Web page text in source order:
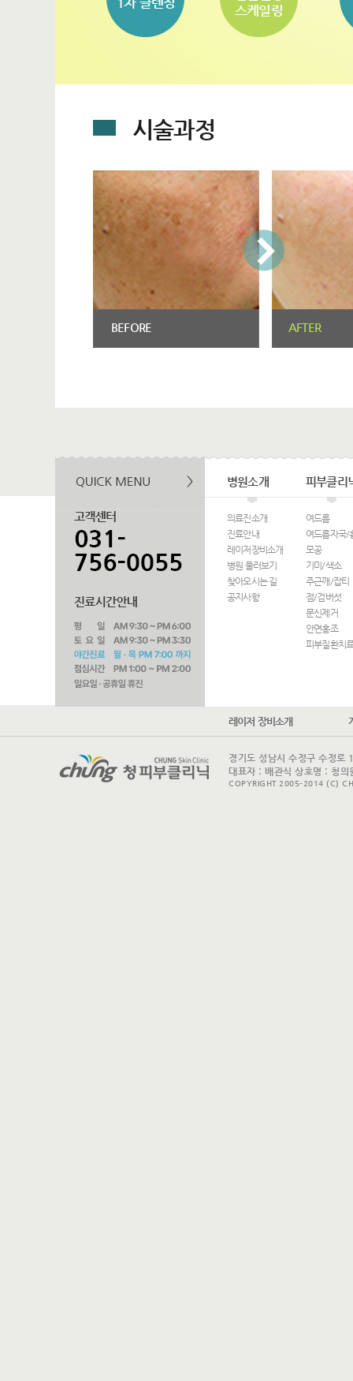
스케일링
시술과정
BEFORE AFTER
병원소개
의료진소개
진료안내
레이저장비소개
병원 둘러보기
찾아오시는 길
공지사항
피부클리
여드름
여드름자국/
모공
기미/색소
주근깨/잡티
점/검버섯
문신제거
안면홍조
피부질환치
레이저 장비소개
경기도 성남시 수정구 수정
대표자 : 배관식 상호명 : 청
COPYRIGHT 2005-2014 (C)